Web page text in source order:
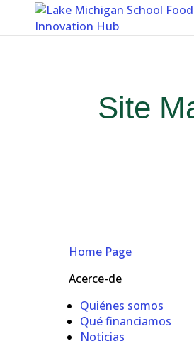
Content
Site
Home Page
Acerce-de
Quiénes somos
Qué financiamos
Noticias